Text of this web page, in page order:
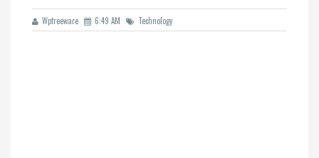
Wpfreeware 6:49 AM Technology